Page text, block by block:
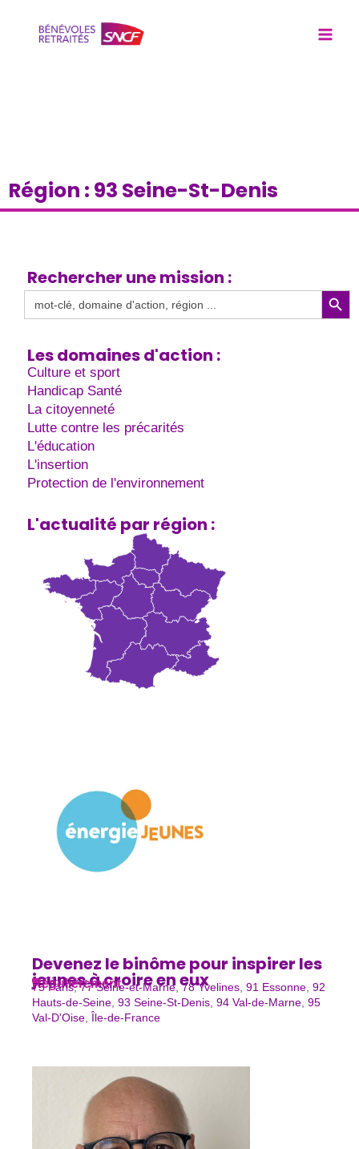
Région : 93 Seine-St-Denis
Rechercher une mission :
Search
for:
Search
Les domaines d'action :
Culture et sport
Handicap Santé
La citoyenneté
Lutte contre les précarités
L'éducation
L'insertion
Protection de l'environnement
L'actualité par région :
Devenez le binôme pour inspirer les
jeunes à croire en eux
L'éducation
Régulièrement
75 Paris,77 Seine-et-Marne ,78 Yvelines 91 Essonne 92
Hauts-de-Seine 93 Seine-St-Denis 94 Val-de-Marne 95
Val-D'Oise Île-de-France